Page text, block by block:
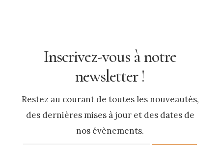
Inscrivez-vous à notre
newsletter !
Restez au courant de toutes les nouveautés,
des dernières mises à jour et des dates de
nos évènements.